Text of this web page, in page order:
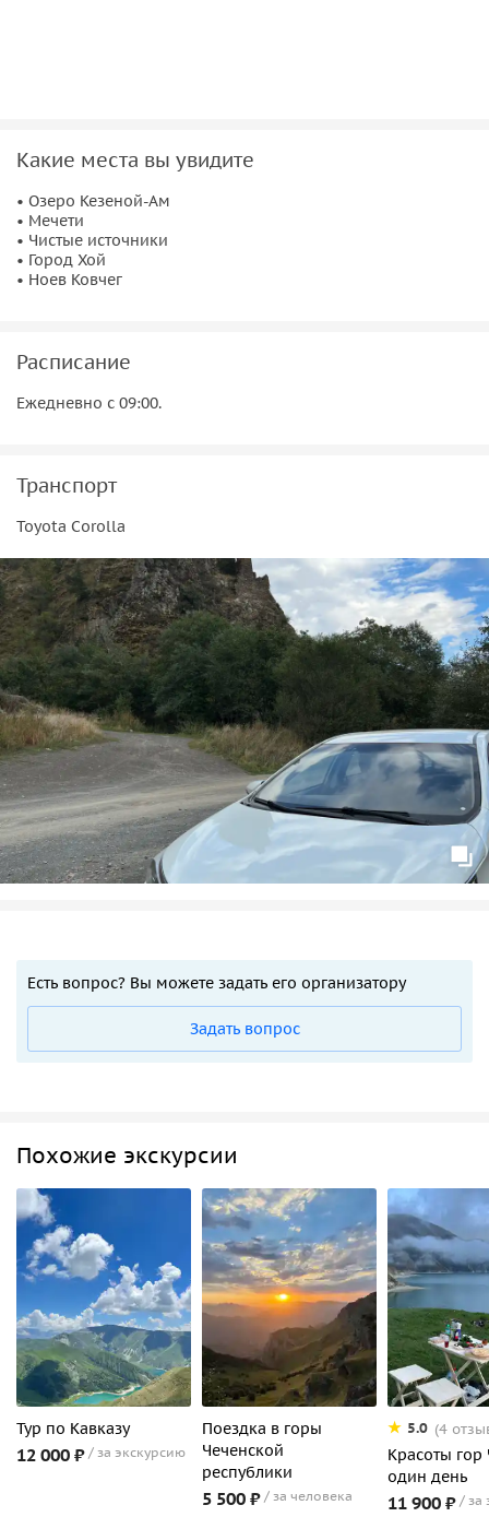
Какие места вы увидите
• Озеро Кезеной-Ам
• Мечети
• Чистые источники
• Город Хой
• Ноев Ковчег
Расписание
Ежедневно с 09:00.
Транспорт
Toyota Corolla
Есть вопрос? Вы можете задать его организатору
Задать вопрос
Похожие экскурсии
Тур по Кавказу
12 000 ₽ за экскурсию
Поездка в горы
Чеченской
республики
5 500 ₽ за человека
5.0 (4
Красоты гор
один день
11 900 ₽ за